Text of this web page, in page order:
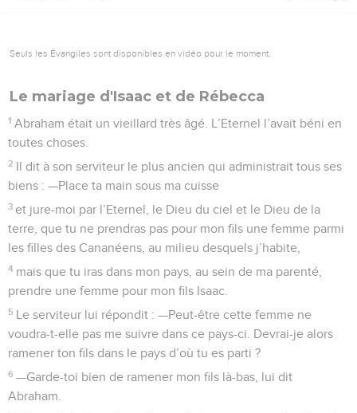
Seuls les Évangiles sont disponibles en vidéo pour le moment.
Le mariage d'Isaac et de Rébecca
1 Abraham était un vieillard très âgé. L’Eternel l’avait béni en
toutes choses.
2 Il dit à son serviteur le plus ancien qui administrait tous ses
biens : —Place ta main sous ma cuisse
3 et jure-moi par l’Eternel, le Dieu du ciel et le Dieu de la
terre, que tu ne prendras pas pour mon fils une femme parmi
les filles des Cananéens, au milieu desquels j’habite,
4 mais que tu iras dans mon pays, au sein de ma parenté,
prendre une femme pour mon fils Isaac.
5 Le serviteur lui répondit : —Peut-être cette femme ne
voudra-t-elle pas me suivre dans ce pays-ci. Devrai-je alors
ramener ton fils dans le pays d’où tu es parti ?
6 —Garde-toi bien de ramener mon fils là-bas, lui dit
Abraham.